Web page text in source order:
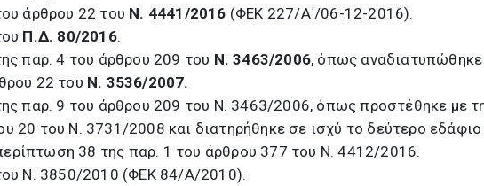
άρθρου 22 του Ν. 4441/2016 (ΦΕΚ 227/Α΄/06-12-2016).
Π.Δ. 80/2016.
παρ. 4 του άρθρου 209 του Ν. 3463/2006, όπως
22 του Ν. 3536/2007.
παρ. 9 του άρθρου 209 του Ν. 3463/2006, όπως προστέθηκε με
20 του Ν. 3731/2008 και διατηρήθηκε σε ισχύ το δεύτερο εδάφιο
38 της παρ. 1 του άρθρου 377 του Ν. 4412/2016.
του Ν. 3850/2010 (ΦΕΚ 84/Α/2010).